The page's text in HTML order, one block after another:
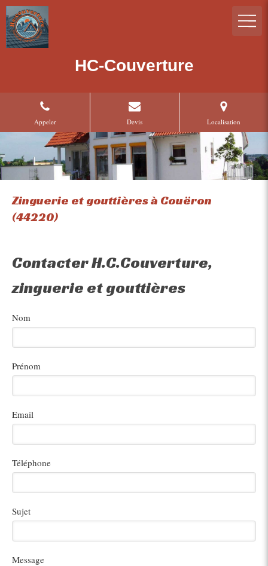
HC-Couverture
Appeler Devis Localisation
Zinguerie et gouttières à Couëron
(44220)
Contacter H.C.Couverture,
zinguerie et gouttières
Nom
Prénom
Email
Téléphone
Sujet
Message